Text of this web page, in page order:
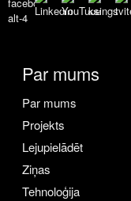
Par mums
Par mums
Projekts
Lejupielādēt
Ziņas
Tehnoloģija